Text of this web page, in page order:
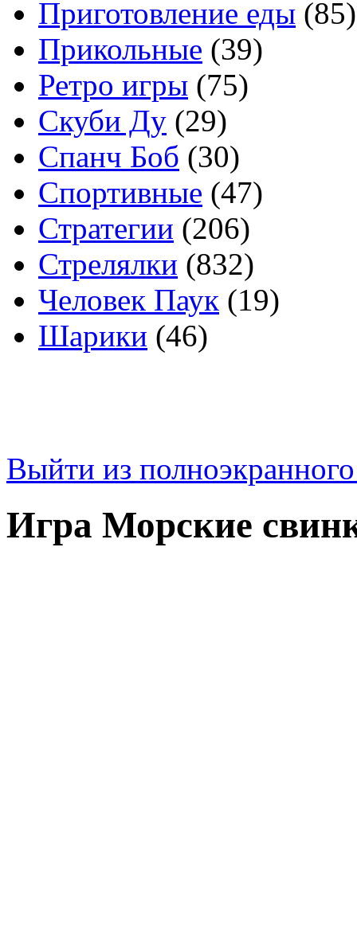
Приготовление еды (85)
Прикольные (39)
Ретро игры (75)
Скуби Ду (29)
Спанч Боб (30)
Спортивные (47)
Стратегии (206)
Стрелялки (832)
Человек Паук (19)
Шарики (46)
Выйти из
Игра Морские